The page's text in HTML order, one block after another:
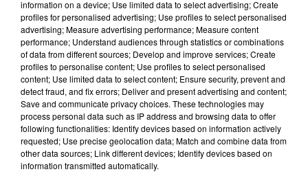
- rue Basselart (n°28 jusqu'au carrefour
Bécu/Basselart + n°1, 2 et 3 rue Basselart inclus ),
- rue Marceau, du carrefour Marceau/ Ferdinand
Mathias à carrefour Bert/Marceau (31 rue Bert
inclus),
- place Marc Seguin (de rue Bara à rue Ferdinand
Mathias),
- rue Bert (du 31 rue Marceau inclus à la rue
Ferdinand Mathias),
- rue Turgot (de rue Marceau à rue Ferdinand
information on a device; Use limited data to select advertising; Create
profiles for personalised advertising; Use profiles to select personalised
advertising; Measure advertising performance; Measure content
performance; Understand audiences through statistics or combinations
of data from different sources; Develop and improve services; Create
profiles to personalise content; Use profiles to select personalised
content; Use limited data to select content; Ensure security, prevent and
detect fraud, and fix errors; Deliver and present advertising and content;
Save and communicate privacy choices. These technologies may
process personal data such as IP address and browsing data to offer
following functionalities: Identify devices based on information actively
requested; Use precise geolocation data; Match and combine data from
other data sources; Link different devices; Identify devices based on
information transmitted automatically.